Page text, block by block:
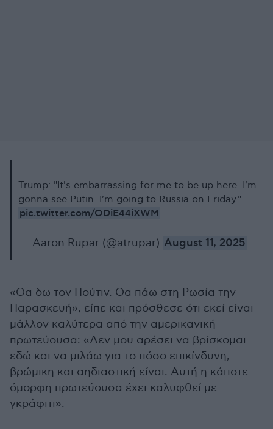
Trump: "It's embarrassing for me to be up here. I'm
gonna see Putin. I'm going to Russia on Friday."
pic.twitter.com/ODiE44iXWM
— Aaron Rupar (@atrupar) August 11, 2025
«Θα δω τον Πούτιν. Θα πάω στη Ρωσία την
Παρασκευή», είπε και πρόσθεσε ότι εκεί είναι
μάλλον καλύτερα από την αμερικανική
πρωτεύουσα: «Δεν μου αρέσει να βρίσκομαι
εδώ και να μιλάω για το πόσο επικίνδυνη,
βρώμικη και αηδιαστική είναι. Αυτή η κάποτε
όμορφη πρωτεύουσα έχει καλυφθεί με
γκράφιτι».